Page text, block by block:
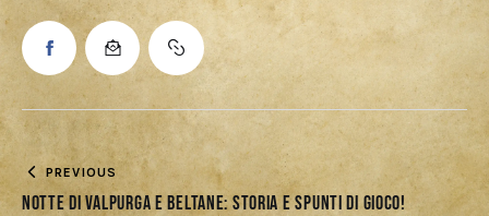
PREVIOUS
Notte di Valpurga e Beltane: storia e spunti di gioco!